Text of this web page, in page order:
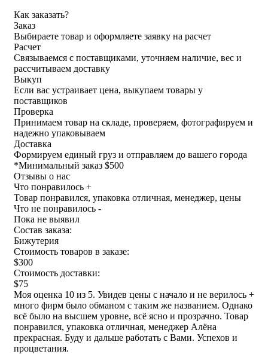
Как заказать?
Заказ
Выбираете товар и оформляете заявку на расчет
Расчет
Связываемся с поставщиками, уточняем наличие, вес и
рассчитываем доставку
Выкуп
Если вас устраивает цена, выкупаем товары у
поставщиков
Проверка
Принимаем товар на складе, проверяем, фотографируем и
надежно упаковываем
Доставка
Формируем единый груз и отправляем до вашего города
*Минимальный заказ $500
Отзывы о нас
Что понравилось +
Товар понравился, упаковка отличная, менеджер, цены
Что не понравилось -
Пока не выявил
Состав заказа:
Бижутерия
Стоимость товаров в заказе:
$300
Стоимость доставки:
$75
Моя оценка 10 из 5. Увидев цены с начало и не верилось +
много фирм было обманом с таким же названием. Однако
всё было на высшем уровне, всё ясно и прозрачно. Товар
понравился, упаковка отличная, менеджер Алёна
прекрасная. Буду и дальше работать с Вами. Успехов и
процветания.